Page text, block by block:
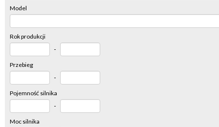
Model
Rok produkcji
-
Przebieg
-
Pojemność silnika
-
Moc silnika